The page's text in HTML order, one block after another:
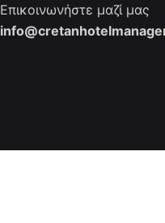
Επικοινωνήστε μαζί μας